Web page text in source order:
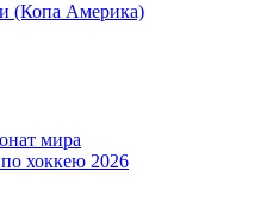
(Копа Америка)
мира
хоккею 2026